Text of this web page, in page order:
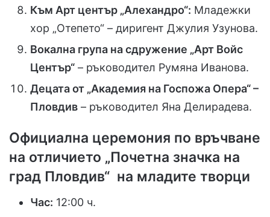
Към Арт център „Алехандро“: Младежки
хор „Отепето“ – диригент Джулия Узунова.
Вокална група на сдружение „Арт Войс
Център“ – ръководител Румяна Иванова.
Децата от „Академия на Госпожа Опера“ –
Пловдив – ръководител Яна Делирадева.
Официална церемония по връчване
на отличието „Почетна значка на
град Пловдив“ на младите творци
Час: 12:00 ч.